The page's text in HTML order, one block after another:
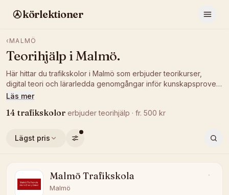
körlektioner
‹ MALMÖ
Teorihjälp iMalmö.
Här hittar du trafikskolor i Malmö som erbjuder teorikurser,
digital teori och lärarledda genomgångar inför kunskapsprovet.
Jämför pris och betyg och plugga på det sätt som passar dig.
Läs mer
14 trafikskolor erbjuderteorihjälp · fr. 500 kr
Lägst pris
Malmö Trafikskola
Malmö